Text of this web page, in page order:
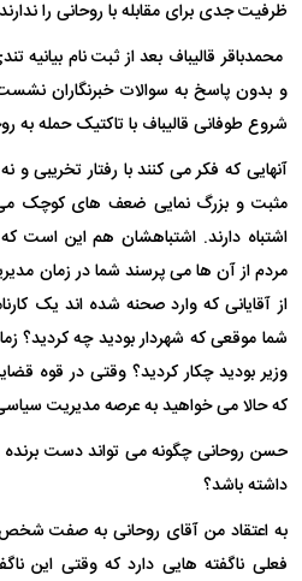
ظرفیت جدی برای مقابله با روحانی را
محمدباقر قالیباف بعد از ثبت نام بیانیه
و بدون پاسخ به سوالات خبرنگاران
شروع طوفانی قالیباف با تاکتیک حمله به
آنهایی که فکر می کنند با رفتار تخریبی و
مثبت و بزرگ نمایی ضعف های کوچک می
اشتباه دارند. اشتباهشان هم این است
مردم از آن ها می پرسند شما در زمان
از آقایانی که وارد صحنه شده اند یک
شما موقعی که شهردار بودید چه کردید؟
وزیر بودید چکار کردید؟ وقتی در قوه
که حالا می خواهید به عرصه مدیریت
حسن روحانی چگونه می تواند دست برنده
داشته باشد؟
به اعتقاد من آقای روحانی به صفت
فعلی ناگفته هایی دارد که وقتی این